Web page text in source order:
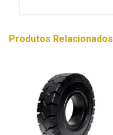
Produtos Relacionados